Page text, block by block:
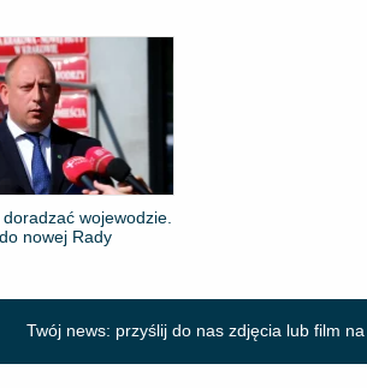
wojewodzie.
nowej Rady
Twój news: przyślij do nas zdjęcia lub film na